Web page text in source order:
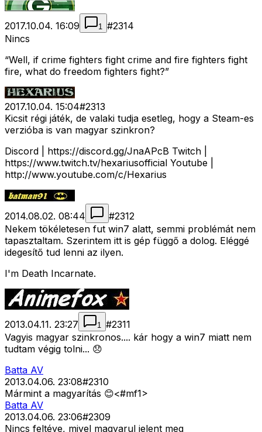
2017.10.04. 16:09 1 #2314
Nincs
“Well, if crime fighters fight crime and fire fighters fight
fire, what do freedom fighters fight?”
2017.10.04. 15:04#2313
Kicsit régi játék, de valaki tudja esetleg, hogy a Steam-es
verzióba is van magyar szinkron?
Discord | https://discord.gg/JnaAPcB Twitch |
https://www.twitch.tv/hexariusofficial Youtube |
http://www.youtube.com/c/Hexarius
2014.08.02. 08:44 #2312
Nekem tökéletesen fut win7 alatt, semmi problémát nem
tapasztaltam. Szerintem itt is gép függő a dolog. Eléggé
idegesítő tud lenni az ilyen.
I'm Death Incarnate.
2013.04.11. 23:27 1 #2311
Vagyis magyar szinkronos.... kár hogy a win7 miatt nem
tudtam végig tolni... 😞
Batta AV
2013.04.06. 23:08#2310
Mármint a magyarítás 😊<#mf1>
Batta AV
2013.04.06. 23:06#2309
Nincs feltéve, mivel magyarul jelent meg